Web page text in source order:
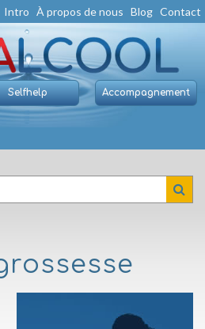
Intro À propos de nous Blog Contact
Selfhelp Accompagnement